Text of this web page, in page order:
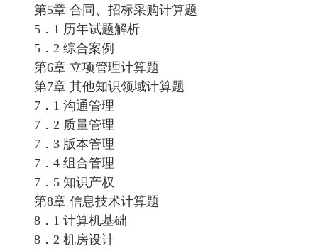
第5章 合同、招标采购计算题
5．1 历年试题解析
5．2 综合案例
第6章 立项管理计算题
第7章 其他知识领域计算题
7．1 沟通管理
7．2 质量管理
7．3 版本管理
7．4 组合管理
7．5 知识产权
第8章 信息技术计算题
8．1 计算机基础
8．2 机房设计